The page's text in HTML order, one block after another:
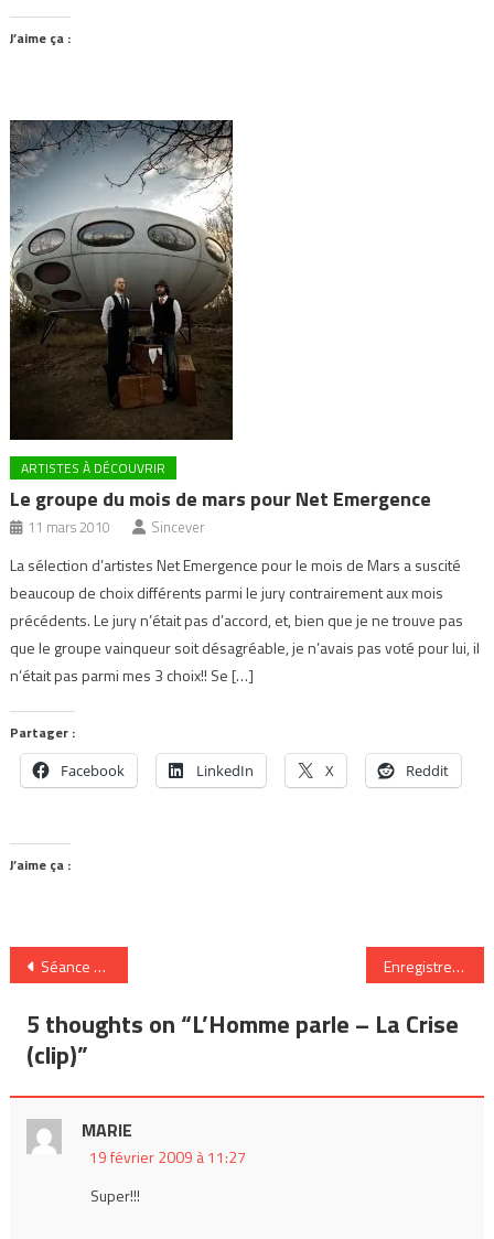
J’aime ça :
ARTISTES À DÉCOUVRIR
Le groupe du mois de mars pour Net Emergence
11 mars 2010 Sincever
La sélection d’artistes Net Emergence pour le mois de Mars a suscité
beaucoup de choix différents parmi le jury contrairement aux mois
précédents. Le jury n’était pas d’accord, et, bien que je ne trouve pas
que le groupe vainqueur soit désagréable, je n’avais pas voté pour lui, il
n’était pas parmi mes 3 choix!! Se […]
Partager :
Facebook LinkedIn X Reddit
J’aime ça :
Navigation
de
l’article
Séance d’information gratuite sur les bourses et subventions en arts multidisciplinaires Enregistrement gratuit au Studio CME de Montréal
5 thoughts on “L’Homme parle – La Crise
(clip)”
MARIE
19 février 2009 à 11:27
Super!!!